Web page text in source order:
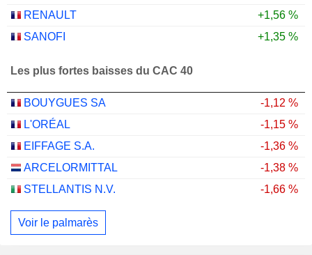
RENAULT
+1,56 %
SANOFI
+1,35 %
Les plus fortes baisses du CAC 40
BOUYGUES SA
-1,12 %
L'ORÉAL
-1,15 %
EIFFAGE S.A.
-1,36 %
ARCELORMITTAL
-1,38 %
STELLANTIS N.V.
-1,66 %
Voir le palmarès